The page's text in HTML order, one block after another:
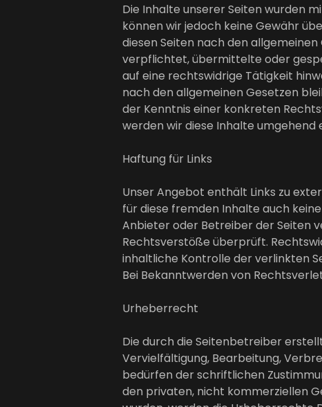
Die Inhalte unserer Seiten wurden
können wir jedoch keine Gewähr
diesen Seiten nach den
verpflichtet, übermittelte oder
auf eine rechtswidrige Tätigkeit
nach den allgemeinen Gesetzen
der Kenntnis einer konkreten
werden wir diese Inhalte umgehend
Haftung für Links
Unser Angebot enthält Links zu
für diese fremden Inhalte auch
Anbieter oder Betreiber der Seiten
Rechtsverstöße überprüft.
inhaltliche Kontrolle der verlinkten
Bei Bekanntwerden von
Urheberrecht
Die durch die Seitenbetreiber
Vervielfältigung, Bearbeitung,
bedürfen der schriftlichen
den privaten, nicht kommerziellen